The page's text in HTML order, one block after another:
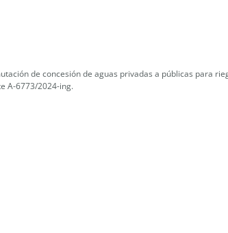
de concesión de aguas privadas a públicas para
A-6773/2024-ing.